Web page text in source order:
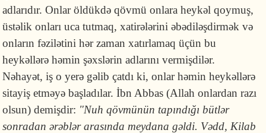
adlarıdır. Onlar öldükdə qövmü onlara heykəl qoymuş,
üstəlik onları uca tutmaq, xatirələrini əbədiləşdirmək və
onların fəzilətini hər zaman xatırlamaq üçün bu
heykəllərə həmin şəxslərin adlarını vermişdilər.
Nəhayət, iş o yerə gəlib çatdı ki, onlar həmin heykəllərə
sitayiş etməyə başladılar. İbn Abbas (Allah onlardan razı
olsun) demişdir: "Nuh qövmünün tapındığı bütlər
sonradan ərəblər arasında meydana gəldi. Vədd, Kilab